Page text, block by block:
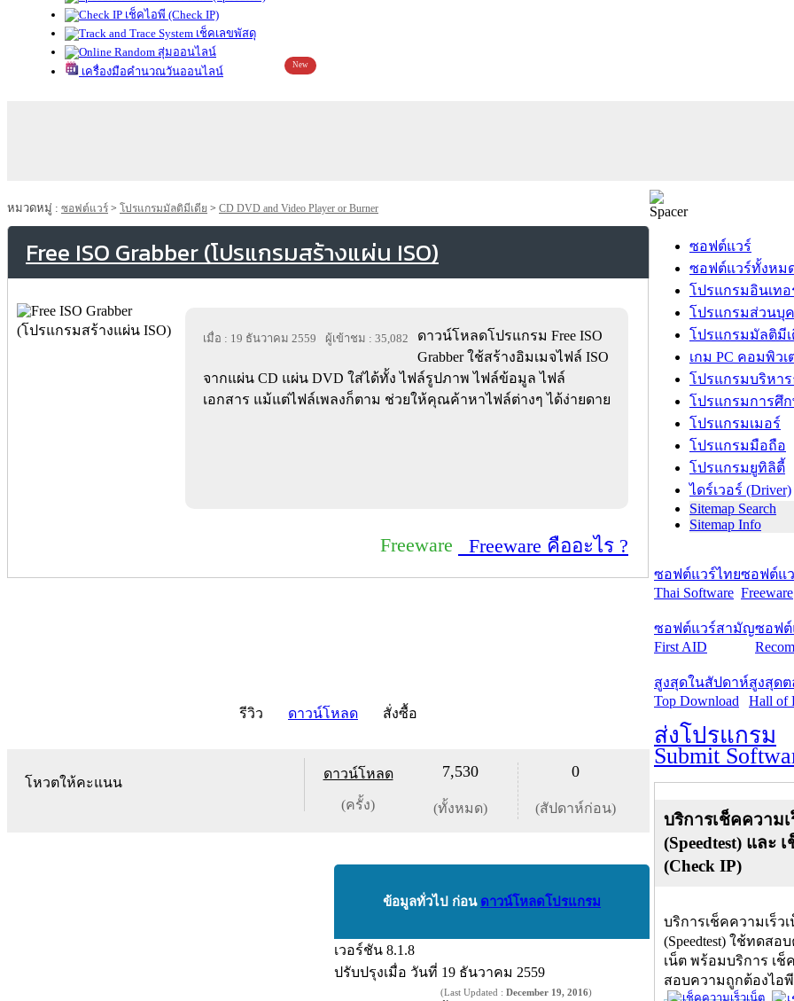
เช็คไอพี (Check IP)
เช็คเลขพัสดุ
สุ่มออนไลน์
เครื่องมือคำนวณวันออนไลน์
New
หมวดหมู่ : ซอฟต์แวร์ > โปรแกรมมัลติมีเดีย > CD DVD and Video Player or Burner
Free ISO Grabber (โปรแกรมสร้างแผ่น ISO)
เมื่อ : 19 ธันวาคม 2559 ผู้เข้าชม : 35,082
ดาวน์โหลดโปรแกรม Free ISO
Grabber ใช้สร้างอิมเมจไฟล์ ISO
จากแผ่น CD แผ่น DVD ใส่ได้ทั้ง ไฟล์รูปภาพ ไฟล์ข้อมูล ไฟล์
เอกสาร แม้แต่ไฟล์เพลงก็ตาม ช่วยให้คุณค้าหาไฟล์ต่างๆ ได้ง่ายดาย
Freeware Freeware คืออะไร ?
รีวิว ดาวน์โหลด สั่งซื้อ
โหวตให้คะแนน
ดาวน์โหลด
(ครั้ง)
7,530
(ทั้งหมด)
0
(สัปดาห์ก่อน)
ข้อมูลทั่วไป ก่อน ดาวน์โหลดโปรแกรม
เวอร์ชัน 8.1.8
ปรับปรุงเมื่อ วันที่ 19 ธันวาคม 2559
(Last Updated : December 19, 2016)
ซอฟต์แวร์
ซอฟต์แวร์ทั้งหม
โปรแกรมอินเทอ
โปรแกรมส่วนบุ
โปรแกรมมัลติมีเ
เกม PC คอมพิวเ
โปรแกรมบริหา
โปรแกรมการศึ
โปรแกรมเมอร์
โปรแกรมมือถือ
โปรแกรมยูทิลิตี้
ไดร์เวอร์ (Driver)
Sitemap Search
Sitemap Info
ซอฟต์แวร์ไทย
Thai Software
ซอฟต์แ
Freeware
ซอฟต์แวร์สามัญ
First AID
ซอฟต์
สูงสุดในสัปดาห์
Top Download
สูงสุด
Hall of
ส่งโปรแกรม
Submit
บริการเช็คความเ
(Speedtest) และ
(Check IP)
บริการเช็คความเร็ว
(Speedtest) ใช้ทดสอ
เน็ต พร้อมบริการ เช็
สอบความถูกต้องไอ